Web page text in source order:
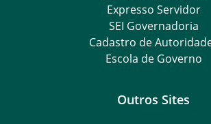
Expresso Servidor
SEI Governadoria
Cadastro de
Escola de Governo
Outros Sites